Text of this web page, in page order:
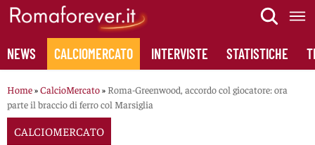
Skip
content
NEWS CALCIOMERCATO INTERVISTE STATISTICHE
Home»CalcioMercato» Roma-Greenwood, accordo col giocatore: ora
parte il braccio di ferro col Marsiglia
CALCIOMERCATO